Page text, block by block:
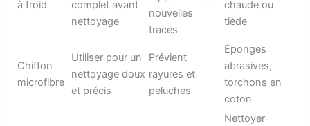
à froid
complet avant
nettoyage
nouvelles
traces
chaude ou
tiède
Chiffon
microfibre
Utiliser pour un
nettoyage doux
et précis
Prévient
rayures et
peluches
Éponges
abrasives,
torchons en
coton
Nettoyer